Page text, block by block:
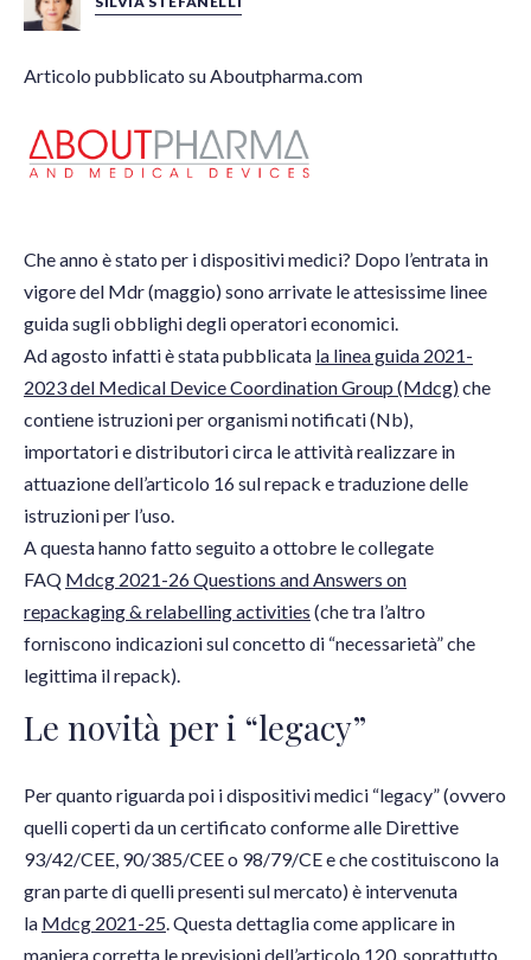
Articolo pubblicato su Aboutpharma.com
Che anno è stato per i dispositivi medici? Dopo l’entrata in
vigore del Mdr (maggio) sono arrivate le attesissime linee
guida sugli obblighi degli operatori economici.
Ad agosto infatti è stata pubblicata la linea guida 2021-
2023 del Medical Device Coordination Group (Mdcg)che
contiene istruzioni per organismi notificati (Nb),
importatori e distributori circa le attività realizzare in
attuazione dell’articolo 16 sul repack e traduzione delle
istruzioni per l’uso.
A questa hanno fatto seguito a ottobre le collegate
FAQ Mdcg 2021-26 Questions and Answers on
repackaging & relabelling activities (che tra l’altro
forniscono indicazioni sul concetto di “necessarietà” che
legittima il repack).
Le novità per i “legacy”
Per quanto riguarda poi i dispositivi medici “legacy” (ovvero
quelli coperti da un certificato conforme alle Direttive
93/42/CEE, 90/385/CEE o 98/79/CE e che costituiscono la
gran parte di quelli presenti sul mercato) è intervenuta
la Mdcg 2021-25. Questa dettaglia come applicare in
maniera corretta le previsioni dell’articolo 120, soprattutto